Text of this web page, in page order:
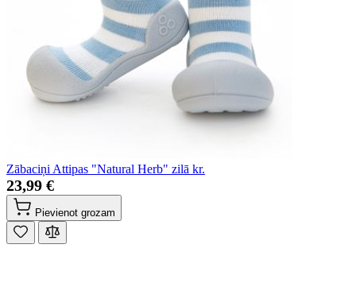
Zābaciņi Attipas "Natural Herb" zilā kr.
23,99 €
Pievienot grozam